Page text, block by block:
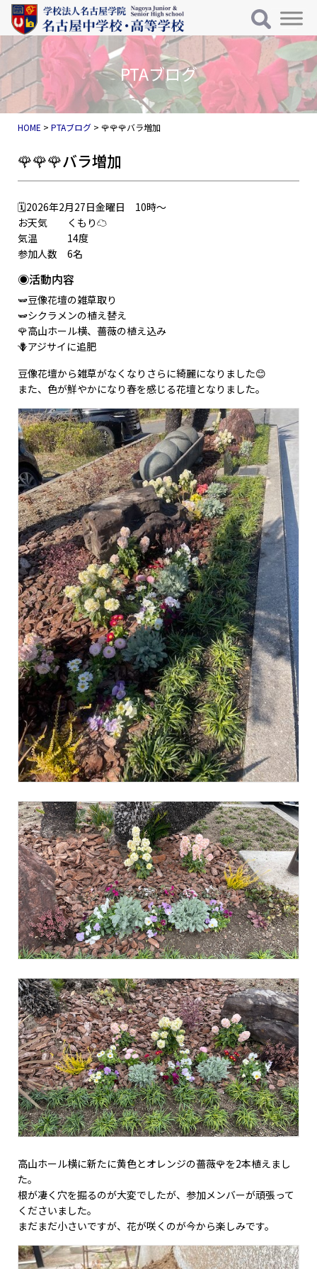
コンテンツへスキップ
メインナビゲーション
HOME >PTAブログ >🌹🌹🌹バラ増加
🌹🌹🌹バラ増加
🗓️2026年2月27日金曜日 10時〜
お天気 くもり☁️
気温 14度
参加人数 6名
◉活動内容
🫛豆像花壇の雑草取り
🫛シクラメンの植え替え
🌹高山ホール横、薔薇の植え込み
🪻アジサイに追肥
豆像花壇から雑草がなくなりさらに綺麗になりました😊
また、色が鮮やかになり春を感じる花壇となりました。
高山ホール横に新たに黄色とオレンジの薔薇🌹を2本植えまし
た。
根が凄く穴を掘るのが大変でしたが、参加メンバーが頑張って
くださいました。
まだまだ小さいですが、花が咲くのが今から楽しみです。